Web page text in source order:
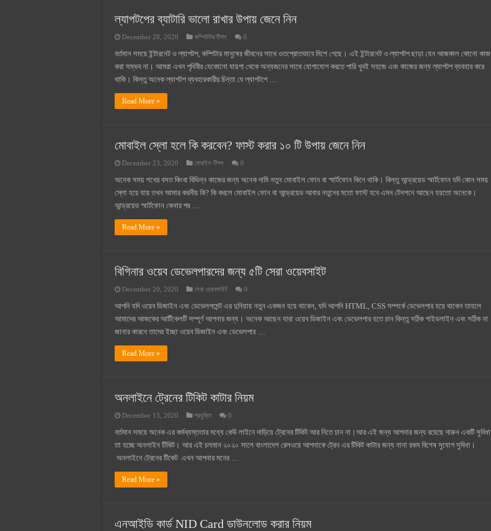
জুডিশিয়াল ম্যাজিস্ট্রেট কি? জুডিশিয়াল ম্যাজিস্ট্রেট এর সুযোগ সুবিধা
ওয়ালটন টিভি কিস্তিতে কেনার নিয়ম ২০২৫
গ্রামে লাভজনক ব্যবসা ২০২৫ ও গ্রামের বাজারে ব্যবসার আইডিয়া
ল্যাপটপের ব্যাটারি ভালো রাখার উপায় জেনে নিন
December 28, 2020 কম্পিউটার টিপস 0
বর্তমান সময়ে ইন্টারনেট ও ল্যাপটপ, কম্পিটার মানুষের জীবনের সাথে ওতপ্রোতভাবে মিশে গেছে। এই ইন্টারনেট ও ল্যাপটপ ছাড়া যেন আজকাল কোনো কাজ
করা সম্ভব না। আমরা এখন পৃথিবীর যেকোনো যায়গা থেকে অন্যজনের সাথে যোগাযোগ করতে পারি খুবই সহজে এবং কাজের জন্য ল্যাপটপ ব্যবহার করে
থাকি। কিন্তু অনেক ল্যাপটপ ব্যবহারকারীর চিন্তা যে ল্যাপটপে …
Read More »
মোবাইল স্লো হলে কি করবেন? ফাস্ট করার ১০ টি উপায় জেনে নিন
December 23, 2020 মোবাইল টিপস 0
অনেক সময় শখের বসত কিংবা বিভিন্ন কাজের জন্য অনেক দামি নতুন মোবাইল ফোন বা স্মার্টফোন কিনে থাকি। কিন্তু আন্ড্রয়েড স্মার্টফোন যদি কোন সময়
স্লো হয়ে যায় তখন আমার করনীয় কি? কি করলে মোবাইল ফোন বা আন্ড্রয়েড আবার নতুনের মতো ফাস্ট হবে এমন টেনশনে আছেন হয়তো অনেকে।
আন্ড্রয়েড স্মার্টফোন কেনার পর …
Read More »
বিগিনার ওয়েব ডেভেলপারদের জন্য ৫টি সেরা ওয়েবসাইট
December 20, 2020 সেরা ওয়েবসাইট 0
আপনি যদি ওয়েব ডিজাইন এবং ডেভেলপমেন্ট এর দুনিয়ায় নতুন একজন হয়ে থাকেন, যদি আপনি HTML, CSS সম্পর্কে ডেভেলপার হয়ে থাকেন তাহলে
আমাদের আজকের আর্টিকেলটি সম্পূর্ণ আপনার জন্য। অনেক আছেন যারা ওয়েব ডিজাইন এবং ডেভেলপার হতে চান কিন্তু সঠিক গাইডলাইন এবং সঠিক না
জানার কারনে তাদের ইচ্ছা ওয়েব ডিজাইন এবং ডেভেলপার …
Read More »
অনলাইনে ট্রেনের টিকিট কাটার নিয়ম
December 13, 2020 প্রযুক্তি 0
বর্তমান সময়ে অনেক এর কর্মব্যস্ততার মধ্যে কেউ লাইনে দাড়িয়ে ট্রেনের টিকিট আর নিতে চান না।আর এই জন্য আপনার জন্য রয়েছে দারুন একটি সুবিধা
তা হচ্ছে অনলাইন টিকিট। আর এই চলমান ২০২০ সালে বাংলাদেশ রেলওয়ে আপনাকে ট্রেন এর টিকিট কাটার জন্য নানা রকম বিশেষ সুযোগ সুবিধা।
অনলাইনে ট্রেনের টিকেট এখন আপনার মনের …
Read More »
এনআইডি কার্ড NID Card ডাউনলোড করার নিয়ম